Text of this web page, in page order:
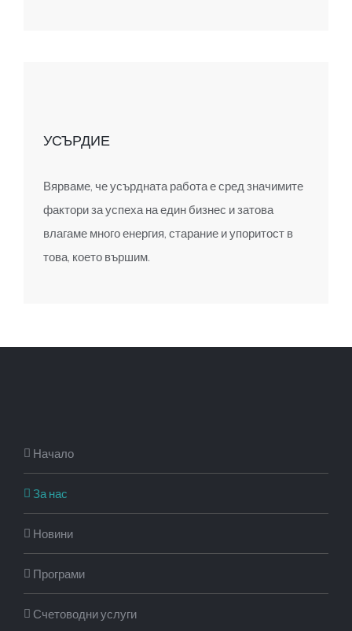
УСЪРДИЕ
Вярваме, че усърдната работа е сред значимите
фактори за успеха на един бизнес и затова
влагаме много енергия, старание и упоритост в
това, което вършим.
Начало
За нас
Новини
Програми
Счетоводни услуги